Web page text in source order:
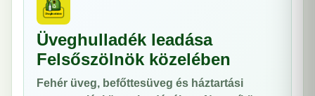
Üveghulladék leadása
Felsőszölnök közelében
Fehér üveg, befőttesüveg és háztartási